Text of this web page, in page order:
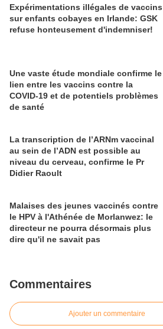
Expérimentations illégales de vaccins
sur enfants cobayes en Irlande: GSK
refuse honteusement d'indemniser!
Une vaste étude mondiale confirme le
lien entre les vaccins contre la
COVID-19 et de potentiels problèmes
de santé
La transcription de l’ARNm vaccinal
au sein de l’ADN est possible au
niveau du cerveau, confirme le Pr
Didier Raoult
Malaises des jeunes vaccinés contre
le HPV à l'Athénée de Morlanwez: le
directeur ne pourra désormais plus
dire qu'il ne savait pas
Commentaires
Ajouter un commentaire